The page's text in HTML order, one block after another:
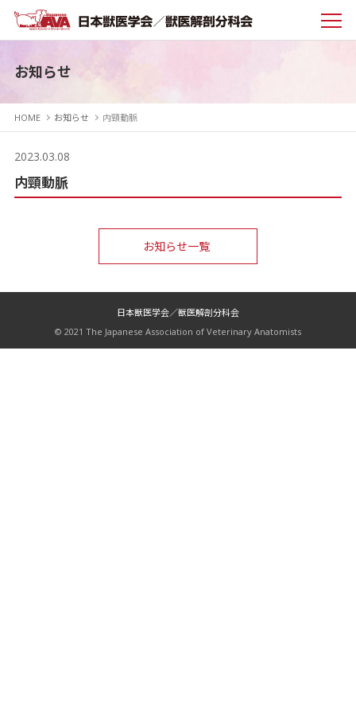
お知らせ
HOME お知らせ 内頸動脈
2023.03.08
内頸動脈
お知らせ一覧
日本獣医学会／獣医解剖分科会
© 2021 The Japanese Association of Veterinary Anatomists